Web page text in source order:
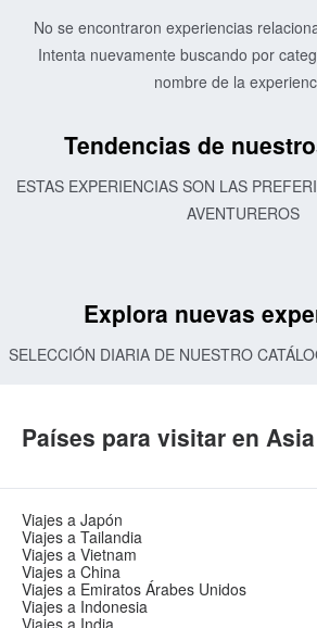
No se encontraron experiencias
Intenta nuevamente buscando por
nombre de la
Tendencias de
ESTAS EXPERIENCIAS SON LAS
AVENTUREROS
Explora nuevas
SELECCIÓN DIARIA DE NUESTRO
Países para visitar en Asia
Viajes a Japón
Viajes a Tailandia
Viajes a Vietnam
Viajes a China
Viajes a Emiratos Árabes Unidos
Viajes a Indonesia
Viajes a India